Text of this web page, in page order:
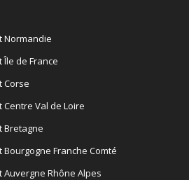
Normandie
de France
Corse
Val de Loire
Bretagne
Franche Comté
Rhône Alpes